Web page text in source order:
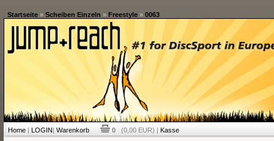
Startseite» Scheiben Einzeln » Freestyle» 0063
Home| LOGIN| Warenkorb 0 (0,00 EUR) | Kasse